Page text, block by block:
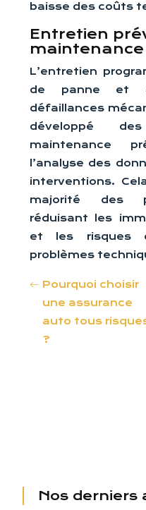
baisse des coûts
Entretien
L’entretien
de panne et
défaillances
développé
maintenance
l’analyse des
interventions.
majorité des
réduisant les
et les risques
problèmes
Pourquoi choisir
une assurance
auto tous
?
Nos derniers